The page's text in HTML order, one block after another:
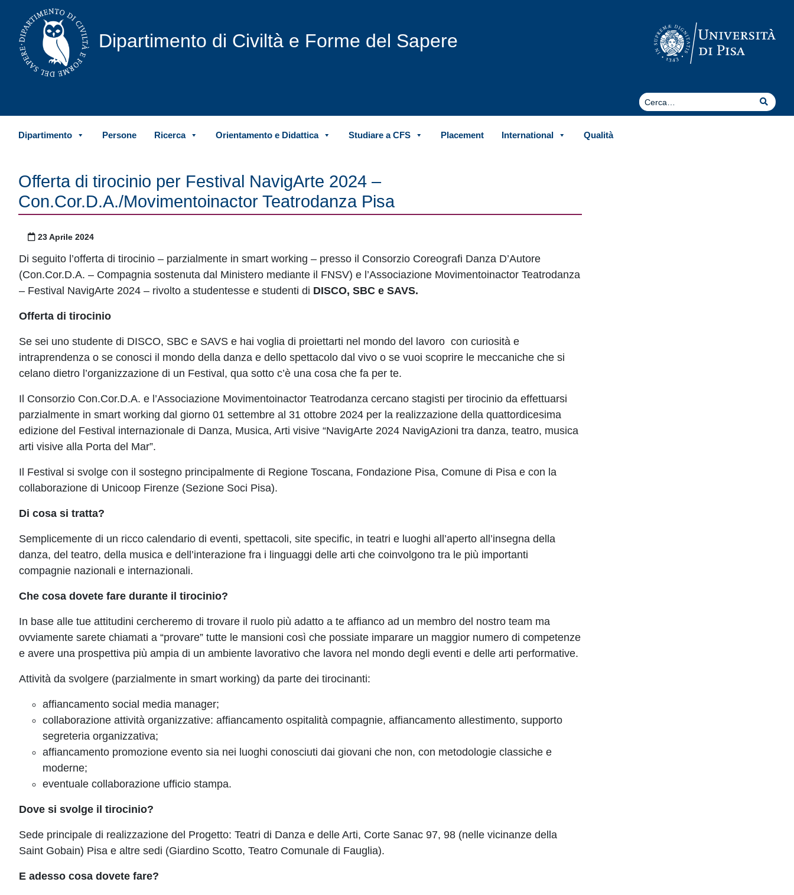
Vai al contenuto
Dipartimento di Civiltà e Forme del Sapere
Cerca
Cerca
Dipartimento Persone Ricerca Orientamento e Didattica Studiare a CFS Placement International Qualità
Offerta di tirocinio per Festival NavigArte 2024 –
Con.Cor.D.A./Movimentoinactor Teatrodanza Pisa
Pubblicato il
23 Aprile 2024
Di seguito l’offerta di tirocinio – parzialmente in smart working – presso il Consorzio Coreografi Danza D’Autore
(Con.Cor.D.A. – Compagnia sostenuta dal Ministero mediante il FNSV) e l’Associazione Movimentoinactor Teatrodanza
– Festival NavigArte 2024 – rivolto a studentesse e studenti di DISCO, SBC e SAVS.
Offerta di tirocinio
Se sei uno studente di DISCO, SBC e SAVS e hai voglia di proiettarti nel mondo del lavoro con curiosità e
intraprendenza o se conosci il mondo della danza e dello spettacolo dal vivo o se vuoi scoprire le meccaniche che si
celano dietro l’organizzazione di un Festival, qua sotto c’è una cosa che fa per te.
Il Consorzio Con.Cor.D.A. e l’Associazione Movimentoinactor Teatrodanza cercano stagisti per tirocinio da effettuarsi
parzialmente in smart working dal giorno 01 settembre al 31 ottobre 2024 per la realizzazione della quattordicesima
edizione del Festival internazionale di Danza, Musica, Arti visive “NavigArte 2024 NavigAzioni tra danza, teatro, musica
arti visive alla Porta del Mar”.
Il Festival si svolge con il sostegno principalmente di Regione Toscana, Fondazione Pisa, Comune di Pisa e con la
collaborazione di Unicoop Firenze (Sezione Soci Pisa).
Di cosa si tratta?
Semplicemente di un ricco calendario di eventi, spettacoli, site specific, in teatri e luoghi all’aperto all’insegna della
danza, del teatro, della musica e dell’interazione fra i linguaggi delle arti che coinvolgono tra le più importanti
compagnie nazionali e internazionali.
Che cosa dovete fare durante il tirocinio?
In base alle tue attitudini cercheremo di trovare il ruolo più adatto a te affianco ad un membro del nostro team ma
ovviamente sarete chiamati a “provare” tutte le mansioni così che possiate imparare un maggior numero di competenze
e avere una prospettiva più ampia di un ambiente lavorativo che lavora nel mondo degli eventi e delle arti performative.
Attività da svolgere (parzialmente in smart working) da parte dei tirocinanti:
affiancamento social media manager;
collaborazione attività organizzative: affiancamento ospitalità compagnie, affiancamento allestimento, supporto
segreteria organizzativa;
affiancamento promozione evento sia nei luoghi conosciuti dai giovani che non, con metodologie classiche e
moderne;
eventuale collaborazione ufficio stampa.
Dove si svolge il tirocinio?
Sede principale di realizzazione del Progetto: Teatri di Danza e delle Arti, Corte Sanac 97, 98 (nelle vicinanze della
Saint Gobain) Pisa e altre sedi (Giardino Scotto, Teatro Comunale di Fauglia).
E adesso cosa dovete fare?